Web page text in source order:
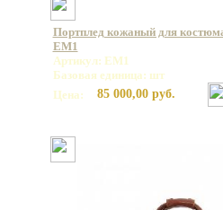
Портплед кожаный для
EM1
Артикул: EM1
Базовая единица: шт
Цена:
85 000,00 руб.